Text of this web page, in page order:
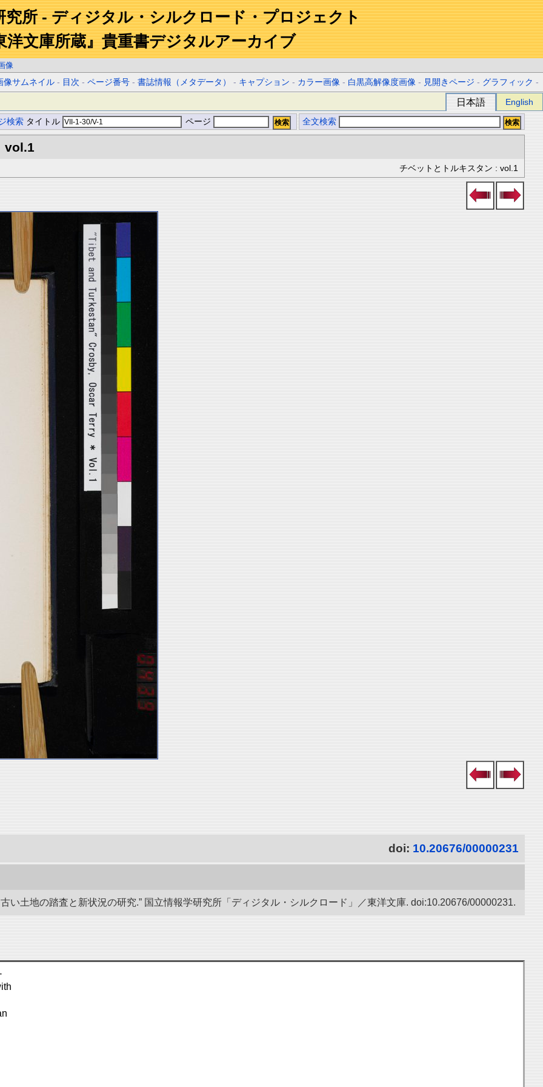
究所 - ディジタル・シルクロード・プロジェクト
洋文庫所蔵』貴重書デジタルアーカイブ
像
像サムネイル - 目次 -ページ番号 -書誌情報（メタデータ） - キャプション - カラー画像 - 白黒高解像度画像 - 見開きページ - グラフィック -
日本語 English
検索 タイトル ページ 全文検索
vol.1
チベットとトルキスタン : vol.1
doi: 10.20676/00000231
い土地の踏査と新状況の研究.” 国立情報学研究所「ディジタル・シルクロード」／東洋文庫. doi:10.20676/00000231.